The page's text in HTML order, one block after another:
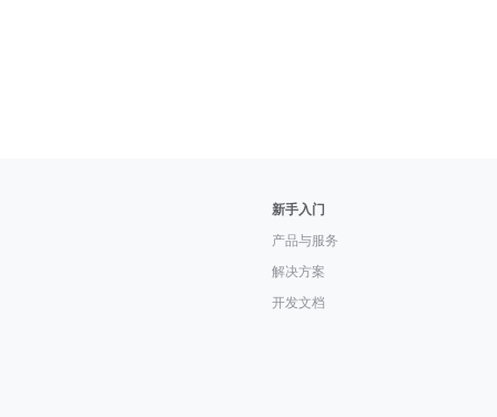
新手入门
产品与服务
解决方案
开发文档